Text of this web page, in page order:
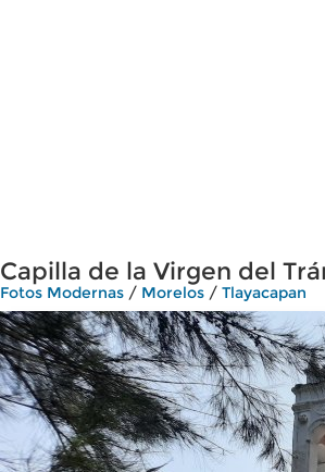
Capilla de la Virgen del
Fotos Modernas / Morelos / Tlayacapan